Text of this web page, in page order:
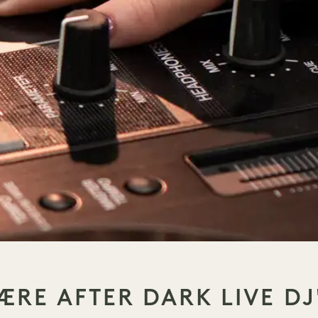
AFTER DARK LIVE